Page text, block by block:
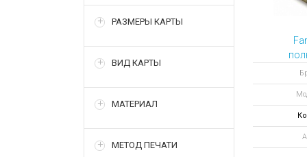
РАЗМЕРЫ КАРТЫ
ВИД КАРТЫ
МАТЕРИАЛ
МЕТОД ПЕЧАТИ